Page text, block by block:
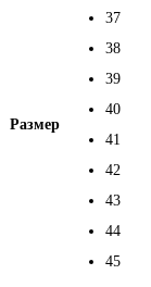
Размер
37
38
39
40
41
42
43
44
45